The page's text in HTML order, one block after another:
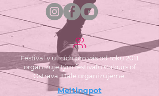
Festival v ulicích pro vás od roku 2011
organizuje tým festivalu Colours of
Ostrava. Dále organizujeme:
Meltingpot